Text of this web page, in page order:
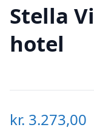
Stella
hotel
kr. 3.273,00